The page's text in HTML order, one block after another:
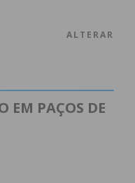
ALTERAR
EM PAÇOS DE